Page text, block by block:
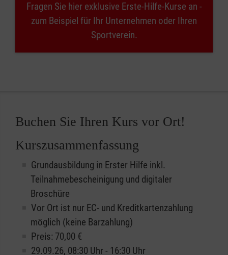
Fragen Sie hier exklusive Erste-Hilfe-Kurse an -
zum Beispiel für Ihr Unternehmen oder Ihren
Sportverein.
Buchen Sie Ihren Kurs vor Ort!
Kurszusammenfassung
Grundausbildung in Erster Hilfe inkl.
Teilnahmebescheinigung und digitaler
Broschüre
Vor Ort ist nur EC- und Kreditkartenzahlung
möglich (keine Barzahlung)
Preis: 70,00 €
29.09.26, 08:30 Uhr - 16:30 Uhr